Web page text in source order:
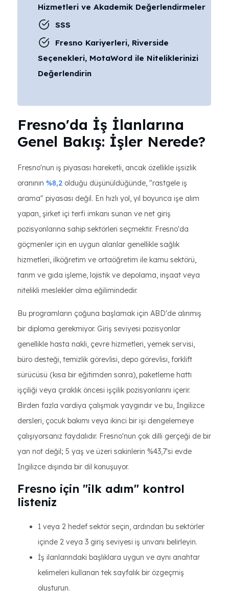
Hizmetleri ve Akademik Değerlendirmeler
SSS
Fresno Kariyerleri, Riverside
Seçenekleri, MotaWord ile Niteliklerinizi
Değerlendirin
Fresno'da İş İlanlarına
Genel Bakış: İşler Nerede?
Fresno'nun iş piyasası hareketli, ancak özellikle işsizlik
oranının %8,2 olduğu düşünüldüğünde, "rastgele iş
arama" piyasası değil. En hızlı yol, yıl boyunca işe alım
yapan, şirket içi terfi imkanı sunan ve net giriş
pozisyonlarına sahip sektörleri seçmektir. Fresno'da
göçmenler için en uygun alanlar genellikle sağlık
hizmetleri, ilköğretim ve ortaöğretim ile kamu sektörü,
tarım ve gıda işleme, lojistik ve depolama, inşaat veya
nitelikli meslekler olma eğilimindedir.
Bu programların çoğuna başlamak için ABD'de alınmış
bir diploma gerekmiyor. Giriş seviyesi pozisyonlar
genellikle hasta nakli, çevre hizmetleri, yemek servisi,
büro desteği, temizlik görevlisi, depo görevlisi, forklift
sürücüsü (kısa bir eğitimden sonra), paketleme hattı
işçiliği veya çıraklık öncesi işçilik pozisyonlarını içerir.
Birden fazla vardiya çalışmak yaygındır ve bu, İngilizce
dersleri, çocuk bakımı veya ikinci bir işi dengelemeye
çalışıyorsanız faydalıdır. Fresno'nun çok dilli gerçeği de bir
yan not değil; 5 yaş ve üzeri sakinlerin %43,7'si evde
İngilizce dışında bir dil konuşuyor.
Fresno için "ilk adım" kontrol
listeniz
1 veya 2 hedef sektör seçin, ardından bu sektörler
içinde 2 veya 3 giriş seviyesi iş unvanı belirleyin.
İş ilanlarındaki başlıklara uygun ve aynı anahtar
kelimeleri kullanan tek sayfalık bir özgeçmiş
oluşturun.